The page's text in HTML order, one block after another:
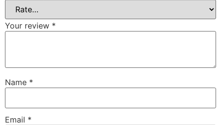
Your review *
Name *
Email *